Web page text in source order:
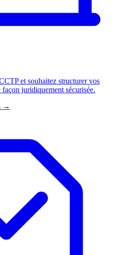
et souhaitez structurer vos
juridiquement sécurisée.
→